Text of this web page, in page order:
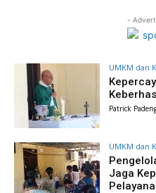
-
UMKM dan
Patrick
UMKM dan
Jaga